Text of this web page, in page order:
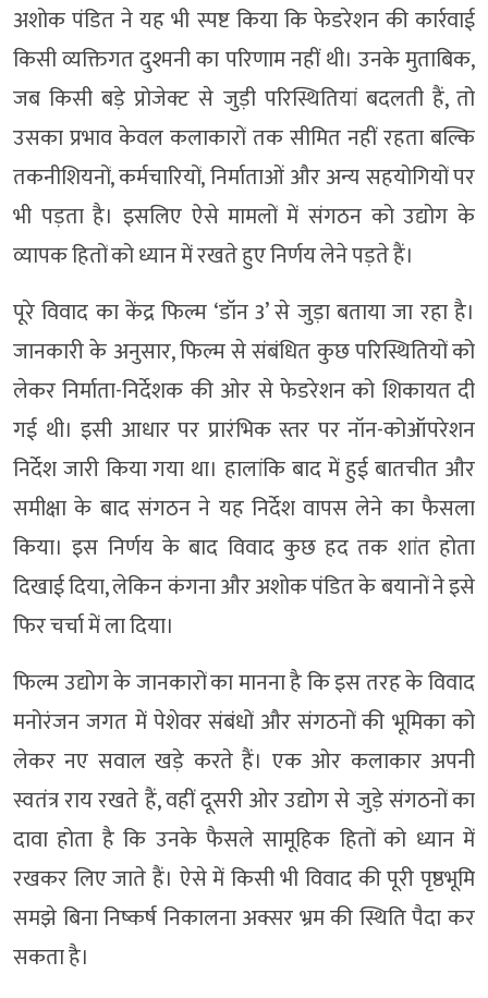
अशोक पंडित ने यह भी स्पष्ट किया कि फेडरेशन की कार्रवाई
किसी व्यक्तिगत दुश्मनी का परिणाम नहीं थी। उनके मुताबिक,
जब किसी बड़े प्रोजेक्ट से जुड़ी परिस्थितियां बदलती हैं, तो
उसका प्रभाव केवल कलाकारों तक सीमित नहीं रहता बल्कि
तकनीशियनों, कर्मचारियों, निर्माताओं और अन्य सहयोगियों पर
भी पड़ता है। इसलिए ऐसे मामलों में संगठन को उद्योग के
व्यापक हितों को ध्यान में रखते हुए निर्णय लेने पड़ते हैं।
पूरे विवाद का केंद्र फिल्म ‘डॉन 3’ से जुड़ा बताया जा रहा है।
जानकारी के अनुसार, फिल्म से संबंधित कुछ परिस्थितियों को
लेकर निर्माता-निर्देशक की ओर से फेडरेशन को शिकायत दी
गई थी। इसी आधार पर प्रारंभिक स्तर पर नॉन-कोऑपरेशन
निर्देश जारी किया गया था। हालांकि बाद में हुई बातचीत और
समीक्षा के बाद संगठन ने यह निर्देश वापस लेने का फैसला
किया। इस निर्णय के बाद विवाद कुछ हद तक शांत होता
दिखाई दिया, लेकिन कंगना और अशोक पंडित के बयानों ने इसे
फिर चर्चा में ला दिया।
फिल्म उद्योग के जानकारों का मानना है कि इस तरह के विवाद
मनोरंजन जगत में पेशेवर संबंधों और संगठनों की भूमिका को
लेकर नए सवाल खड़े करते हैं। एक ओर कलाकार अपनी
स्वतंत्र राय रखते हैं, वहीं दूसरी ओर उद्योग से जुड़े संगठनों का
दावा होता है कि उनके फैसले सामूहिक हितों को ध्यान में
रखकर लिए जाते हैं। ऐसे में किसी भी विवाद की पूरी पृष्ठभूमि
समझे बिना निष्कर्ष निकालना अक्सर भ्रम की स्थिति पैदा कर
सकता है।